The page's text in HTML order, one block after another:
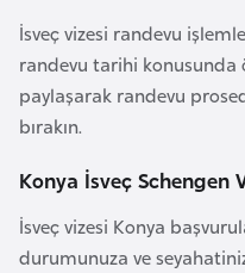
İsveç vizesi randevu
randevu tarihi
paylaşarak randevu
bırakın.
Konya İsveç Schengen
İsveç vizesi Konya
durumunuza ve
a
r
i
s
t
n